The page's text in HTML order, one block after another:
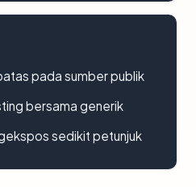
pada sumber publik
bersama generik
sedikit petunjuk